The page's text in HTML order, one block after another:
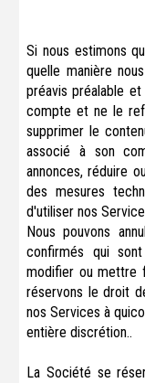
Si nous estimons
quelle manière
préavis préalable
compte et ne le
supprimer le
associé à son
annonces, réduire
des mesures
d'utiliser nos
Nous pouvons
confirmés qui
modifier ou mettre
réservons le droit
nos Services à
entière discrétion..
La Société se